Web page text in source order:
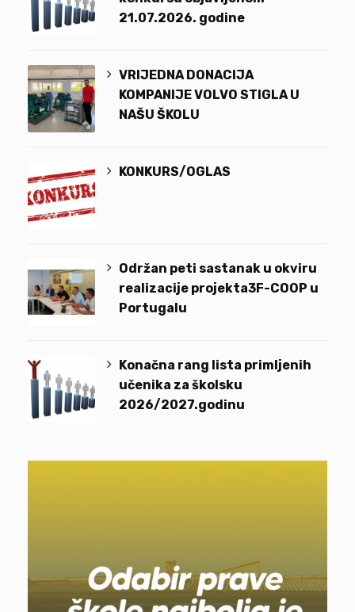
21.07.2026. godine
VRIJEDNA DONACIJA
KOMPANIJE VOLVO STIGLA U
NAŠU ŠKOLU
KONKURS/OGLAS
Održan peti sastanak u okviru
realizacije projekta3F-COOP u
Portugalu
Konačna rang lista primljenih
učenika za školsku
2026/2027.godinu